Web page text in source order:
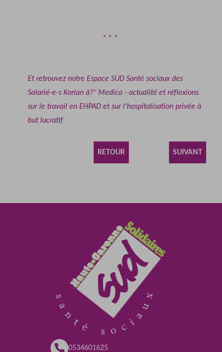
Et retrouvez notre Espace SUD Santé sociaux des
Salarié-e-s Korian â?" Medica - actualité et réflexions
sur le travail en EHPAD et sur l'hospitalisation privée à
but lucratif
RETOUR SUIVANT
0534601625